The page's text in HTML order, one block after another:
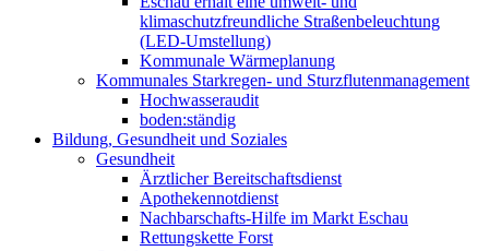
klimaschutzfreundliche Straßenbeleuchtung
(LED-Umstellung)
Kommunale Wärmeplanung
Kommunales Starkregen- und Sturzflutenmanagement
Hochwasseraudit
boden:ständig
Bildung, Gesundheit und Soziales
Gesundheit
Ärztlicher Bereitschaftsdienst
Apothekennotdienst
Nachbarschafts-Hilfe im Markt Eschau
Rettungskette Forst